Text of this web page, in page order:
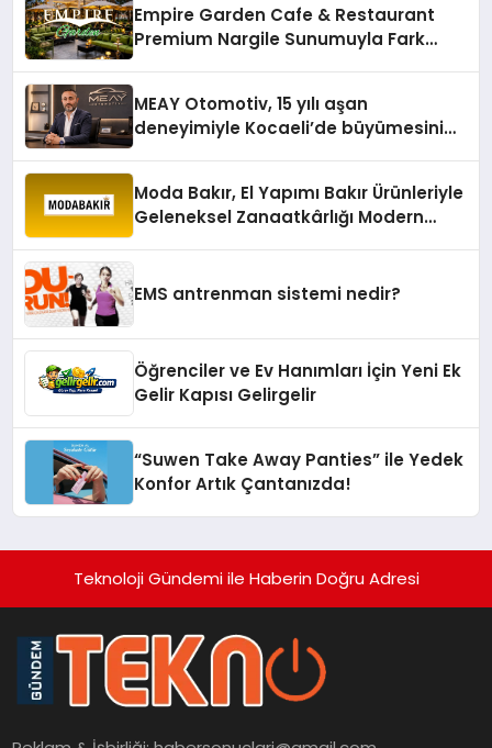
Empire Garden Cafe & Restaurant
Premium Nargile Sunumuyla Fark
MEAY Otomotiv, 15 yılı aşan
deneyimiyle Kocaeli’de büyümesini
Moda Bakır, El Yapımı Bakır Ürünleriyle
Geleneksel Zanaatkârlığı Modern
EMS antrenman sistemi nedir?
Öğrenciler ve Ev Hanımları İçin Yeni Ek
Gelir Kapısı Gelirgelir
“Suwen Take Away Panties” ile Yedek
Konfor Artık Çantanızda!
Teknoloji Gündemi ile Haberin Doğru Adresi